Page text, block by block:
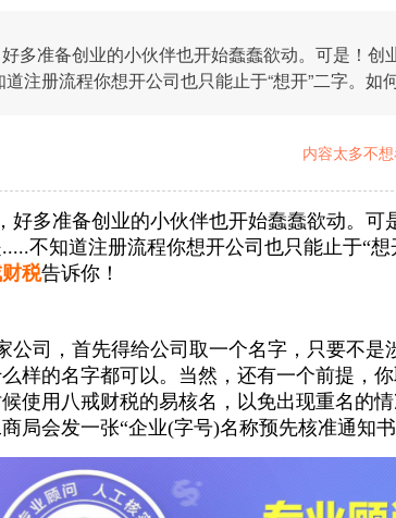
多准备创业的小伙伴也开始蠢蠢欲动。可是！创
道注册流程你想开公司也只能止于“想开”二字。
内容太多不
好多准备创业的小伙伴也开始蠢蠢欲动。可
不知道注册流程你想开公司也只能止于“
税告诉你！
公司，首先得给公司取一个名字，只要不是
样的名字都可以。当然，还有一个前提，
使用八戒财税的易核名，以免出现重名的
局会发一张“企业(字号)名称预先核准通知书